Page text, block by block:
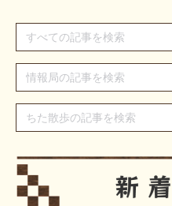
Search
for:
Search
for:
Search
for: